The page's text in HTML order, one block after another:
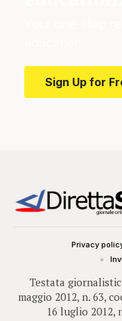
Sign Up for
Testata
maggio 2012, n. 63,
16 luglio 2012,
Privacy